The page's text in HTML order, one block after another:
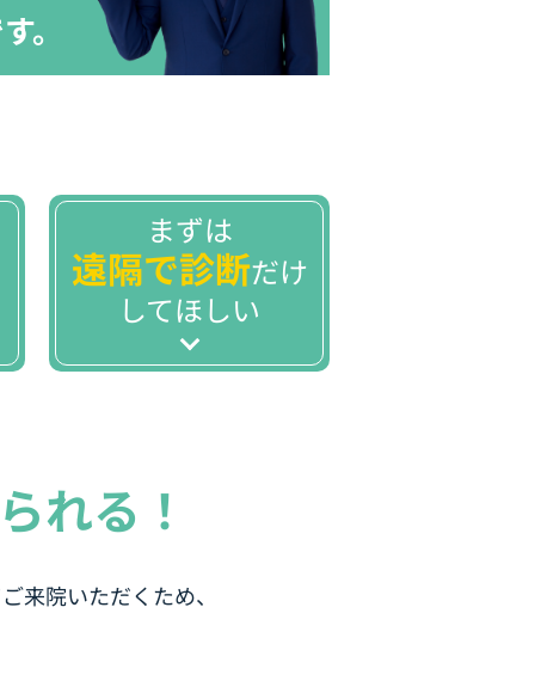
。
まずは
遠隔で診断だけ
してほしい
れる！
来院いただくため、